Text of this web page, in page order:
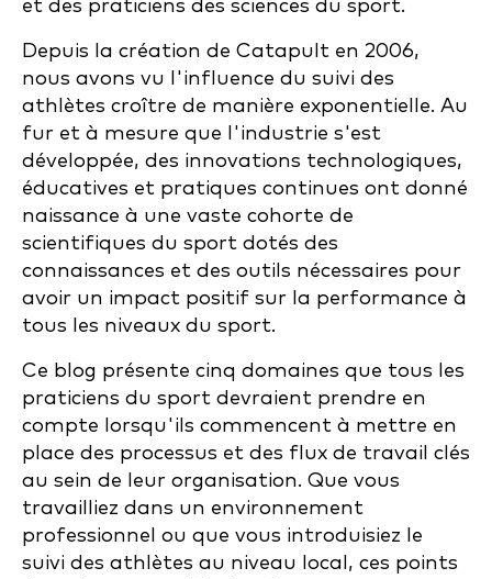
et des praticiens des sciences du sport.
Depuis la création de Catapult en 2006,
nous avons vu l'influence du suivi des
athlètes croître de manière exponentielle. Au
fur et à mesure que l'industrie s'est
développée, des innovations technologiques,
éducatives et pratiques continues ont donné
naissance à une vaste cohorte de
scientifiques du sport dotés des
connaissances et des outils nécessaires pour
avoir un impact positif sur la performance à
tous les niveaux du sport.
Ce blog présente cinq domaines que tous les
praticiens du sport devraient prendre en
compte lorsqu'ils commencent à mettre en
place des processus et des flux de travail clés
au sein de leur organisation. Que vous
travailliez dans un environnement
professionnel ou que vous introduisiez le
suivi des athlètes au niveau local, ces points